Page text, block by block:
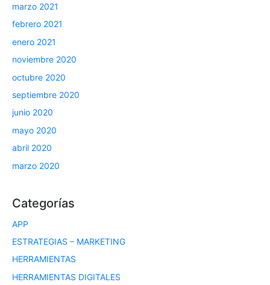
marzo 2021
febrero 2021
enero 2021
noviembre 2020
octubre 2020
septiembre 2020
junio 2020
mayo 2020
abril 2020
marzo 2020
Categorías
APP
ESTRATEGIAS – MARKETING
HERRAMIENTAS
HERRAMIENTAS DIGITALES